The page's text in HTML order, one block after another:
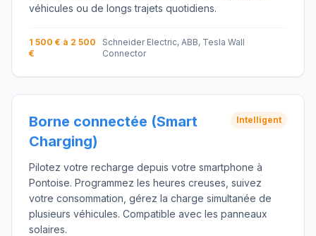
véhicules ou de longs trajets quotidiens.
1 500 € à 2 500
€
Schneider Electric, ABB, Tesla Wall
Connector
Borne connectée (Smart
Charging)
Intelligent
Pilotez votre recharge depuis votre smartphone à
Pontoise. Programmez les heures creuses, suivez
votre consommation, gérez la charge simultanée de
plusieurs véhicules. Compatible avec les panneaux
solaires.